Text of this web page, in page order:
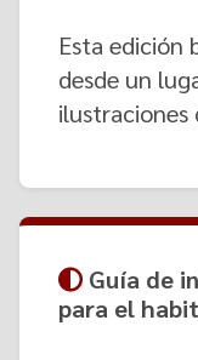
Plan de
Recursos y
Esta edición
desde un
ilustraciones
Guía de
para el